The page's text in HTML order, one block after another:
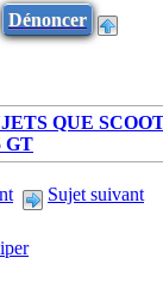
Dénoncer
QUE
GT
Sujet suivant